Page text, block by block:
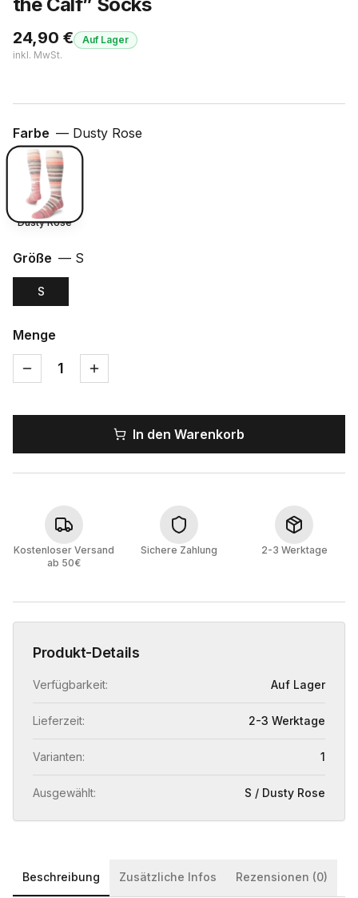
24,90 €
inkl. MwSt.
Auf Lager
Farbe — Dusty Rose
Dusty Rose
Größe — S
S
Menge
1
In den Warenkorb
Kostenloser Versand
ab 50€
Sichere Zahlung 2-3 Werktage
Produkt-Details
Verfügbarkeit: Auf Lager
Lieferzeit: 2-3 Werktage
Varianten: 1
Ausgewählt: S / Dusty Rose
Beschreibung Zusätzliche Infos Rezensionen (0)